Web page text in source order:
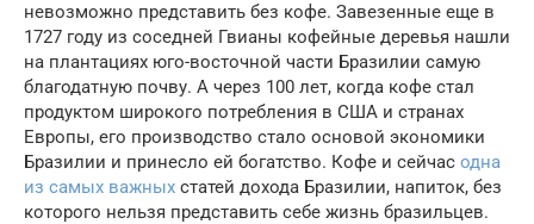
невозможно представить без кофе. Завезенные еще в
1727 году из соседней Гвианы кофейные деревья нашли
на плантациях юго-восточной части Бразилии самую
благодатную почву. А через 100 лет, когда кофе стал
продуктом широкого потребления в США и странах
Европы, его производство стало основой экономики
Бразилии и принесло ей богатство. Кофе и сейчас одна
из самых важных статей дохода Бразилии, напиток, без
которого нельзя представить себе жизнь бразильцев.